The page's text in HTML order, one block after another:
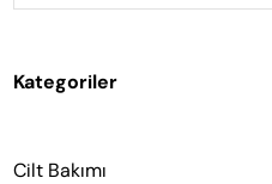
Kategoriler
Cilt Bakımı